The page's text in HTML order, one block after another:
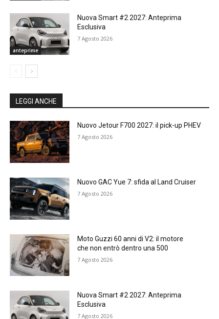
anteprime
Nuova Smart #2 2027: Anteprima
Esclusiva
7 Agosto 2026
LEGGI ANCHE
Nuovo Jetour F700 2027: il pick-up PHEV
7 Agosto 2026
Nuovo GAC Yue 7: sfida al Land Cruiser
7 Agosto 2026
Moto Guzzi 60 anni di V2: il motore
che non entrò dentro una 500
7 Agosto 2026
Nuova Smart #2 2027: Anteprima
Esclusiva
7 Agosto 2026